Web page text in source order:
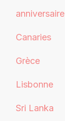
anniversaire
Canaries
Grèce
Lisbonne
Sri Lanka